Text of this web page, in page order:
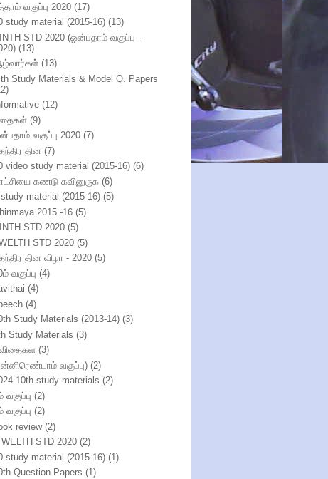
வகுப்பு 2020 (17)
study material (2015-16) (13)
STD 2020 (ஓன்பதாம் வகுப்பு -
(13)
(13)
Study Materials & Model Q. Papers
(12)
(9)
வகுப்பு 2020 (7)
தின (7)
video study material (2015-16) (6)
கணடு கவினுருக (6)
material (2015-16) (5)
2015 -16 (5)
STD 2020 (5)
STD 2020 (5)
தின விழா - 2020 (5)
வகுப்பு (4)
(4)
(4)
Study Materials (2013-14) (3)
Study Materials (3)
(3)
வகுப்பு) (2)
10th study materials (2)
வகுப்பு (2)
வகுப்பு (2)
review (2)
STD 2020 (2)
study material (2015-16) (1)
Question Papers (1)